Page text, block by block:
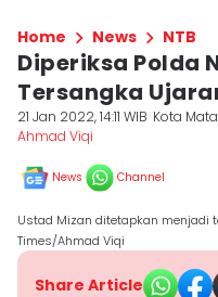
Home News NTB
Diperiksa Polda
Tersangka
21 Jan 2022, 14:11 WIB Kota
Ahmad Viqi
News Channel
Ustad Mizan ditetapkan menjadi
Times/Ahmad Viqi
Share Article